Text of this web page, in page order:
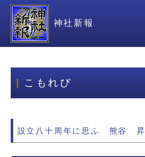
神社新報
こもれび
設立八十周年に思ふ 熊谷 昇